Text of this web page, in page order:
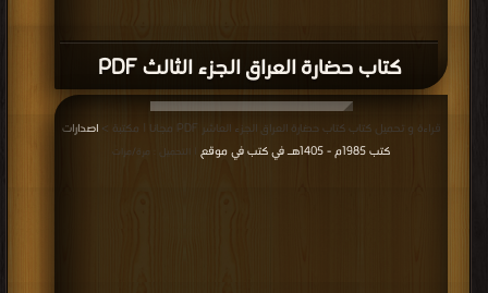
كتاب حضارة العراق الجزء الثالث PDF
قراءة و تحميل كتاب كتاب حضارة العراق الجزء العاشر PDF مجانا | مكتبة >
اصدارات
كتب 1985م - 1405هـ في كتب في موقع
| التحميل : مرة/مرات